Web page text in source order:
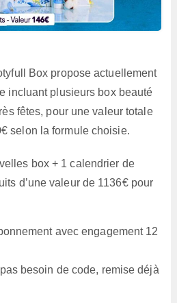
Box propose actuellement
incluant plusieurs box beauté
fêtes, pour une valeur totale
selon la formule choisie.
box + 1 calendrier de
d’une valeur de 1136€ pour
avec engagement 12
besoin de code, remise déjà